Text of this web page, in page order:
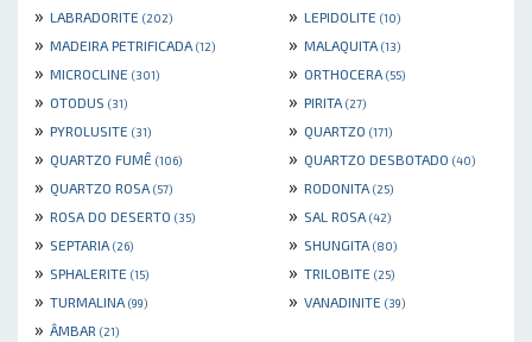
» LABRADORITE (202) » LEPIDOLITE (10)
» MADEIRA PETRIFICADA (12) » MALAQUITA (13)
» MICROCLINE (301) » ORTHOCERA (55)
» OTODUS (31) » PIRITA (27)
» PYROLUSITE (31) » QUARTZO (171)
» QUARTZO FUMÊ (106) » QUARTZO DESBOTADO (40)
» QUARTZO ROSA (57) » RODONITA (25)
» ROSA DO DESERTO (35) » SAL ROSA (42)
» SEPTARIA (26) » SHUNGITA (80)
» SPHALERITE (15) » TRILOBITE (25)
» TURMALINA (99) » VANADINITE (39)
» ÂMBAR (21)